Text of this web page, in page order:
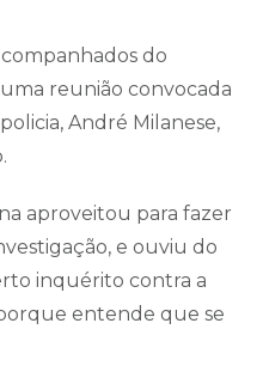
do
reunião convocada
André Milanese,
aproveitou para fazer
e ouviu do
inquérito contra a
entende que se